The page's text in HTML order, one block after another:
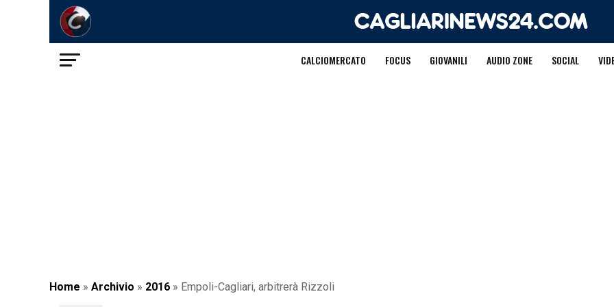
CALCIOMERCATO FOCUS GIOVANILI AUDIO ZONE SOCIAL
Home » Archivio » 2016 » Empoli-Cagliari, arbitrerà Rizzoli